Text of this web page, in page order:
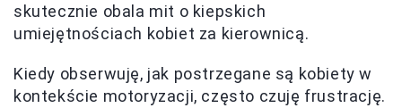
skutecznie obala mit o kiepskich
umiejętnościach kobiet za kierownicą.
Kiedy obserwuję, jak postrzegane są kobiety w
kontekście motoryzacji, często czuję frustrację.